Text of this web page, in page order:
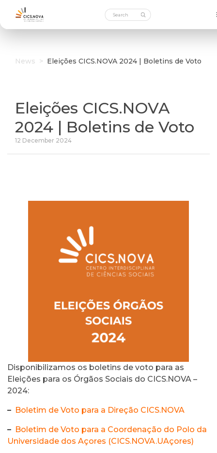
News > Eleições CICS.NOVA 2024 | Boletins de Voto
Eleições CICS.NOVA
2024 | Boletins de Voto
12 December 2024
Disponibilizamos os boletins de voto para as
Eleições para os Órgãos Sociais do CICS.NOVA –
2024:
– Boletim de Voto para a Direção CICS.NOVA
– Boletim de Voto para a Coordenação do Polo da
Universidade dos Açores (CICS.NOVA.UAçores)